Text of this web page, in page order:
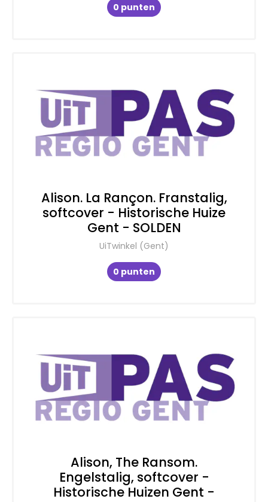
0 punten
Alison. La Rançon. Franstalig,
softcover - Historische Huize
Gent - SOLDEN
UiTwinkel (Gent)
0 punten
Alison, The Ransom.
Engelstalig, softcover -
Historische Huizen Gent -